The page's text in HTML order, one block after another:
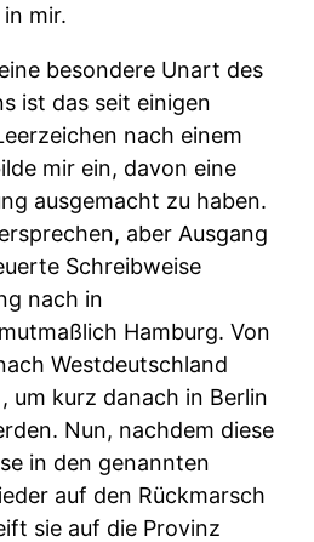
mir.
besondere Unart des
ist das seit einigen
nach einem
mir ein, davon eine
ausgemacht zu haben.
aber Ausgang
Schreibweise
nach in
Hamburg. Von
Westdeutschland
um kurz danach in Berlin
Nun, nachdem diese
in den genannten
auf den Rückmarsch
sie auf die Provinz